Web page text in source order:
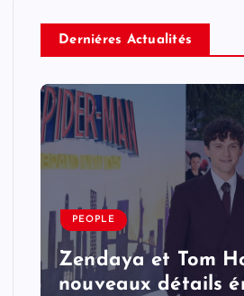
Derniéres Actualités
PEOPLE
Zendaya et Tom
nouveaux détails